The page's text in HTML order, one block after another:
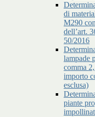
di
M290
dell’art.
50/2016
lampade
comma
importo
esclusa)
piante